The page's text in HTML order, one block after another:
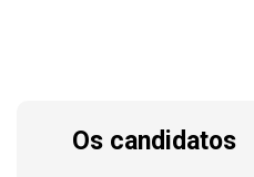
Os candidatos